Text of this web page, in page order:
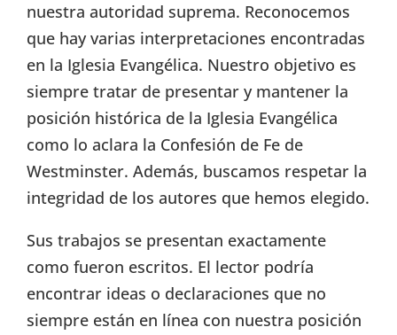
nuestra autoridad suprema. Reconocemos
que hay varias interpretaciones encontradas
en la Iglesia Evangélica. Nuestro objetivo es
siempre tratar de presentar y mantener la
posición histórica de la Iglesia Evangélica
como lo aclara la Confesión de Fe de
Westminster. Además, buscamos respetar la
integridad de los autores que hemos elegido.
Sus trabajos se presentan exactamente
como fueron escritos. El lector podría
encontrar ideas o declaraciones que no
siempre están en línea con nuestra posición